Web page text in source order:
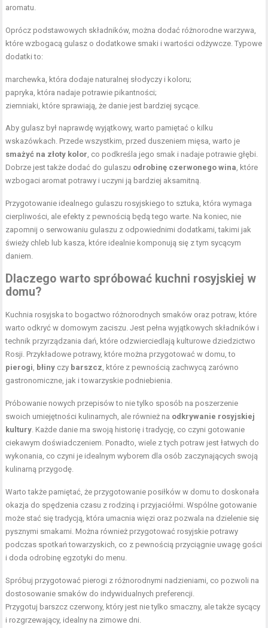
aromatu.
Oprócz podstawowych składników, można dodać różnorodne warzywa,
które wzbogacą gulasz o dodatkowe smaki i wartości odżywcze. Typowe
dodatki to:
marchewka, która dodaje naturalnej słodyczy i koloru;
papryka, która nadaje potrawie pikantności;
ziemniaki, które sprawiają, że danie jest bardziej sycące.
Aby gulasz był naprawdę wyjątkowy, warto pamiętać o kilku
wskazówkach. Przede wszystkim, przed duszeniem mięsa, warto je
smażyć na złoty kolor, co podkreśla jego smak i nadaje potrawie głębi.
Dobrze jest także dodać do gulaszu odrobinę czerwonego wina, które
wzbogaci aromat potrawy i uczyni ją bardziej aksamitną.
Przygotowanie idealnego gulaszu rosyjskiego to sztuka, która wymaga
cierpliwości, ale efekty z pewnością będą tego warte. Na koniec, nie
zapomnij o serwowaniu gulaszu z odpowiednimi dodatkami, takimi jak
świeży chleb lub kasza, które idealnie komponują się z tym sycącym
daniem.
Dlaczego warto spróbować kuchni rosyjskiej w
domu?
Kuchnia rosyjska to bogactwo różnorodnych smaków oraz potraw, które
warto odkryć w domowym zaciszu. Jest pełna wyjątkowych składników i
technik przyrządzania dań, które odzwierciedlają kulturowe dziedzictwo
Rosji. Przykładowe potrawy, które można przygotować w domu, to
pierogi, błiny czy barszcz, które z pewnością zachwycą zarówno
gastronomiczne, jak i towarzyskie podniebienia.
Próbowanie nowych przepisów to nie tylko sposób na poszerzenie
swoich umiejętności kulinarnych, ale również na odkrywanie rosyjskiej
kultury. Każde danie ma swoją historię i tradycję, co czyni gotowanie
ciekawym doświadczeniem. Ponadto, wiele z tych potraw jest łatwych do
wykonania, co czyni je idealnym wyborem dla osób zaczynających swoją
kulinarną przygodę.
Warto także pamiętać, że przygotowanie posiłków w domu to doskonała
okazja do spędzenia czasu z rodziną i przyjaciółmi. Wspólne gotowanie
może stać się tradycją, która umacnia więzi oraz pozwala na dzielenie się
pysznymi smakami. Można również przygotować rosyjskie potrawy
podczas spotkań towarzyskich, co z pewnością przyciągnie uwagę gości
i doda odrobinę egzotyki do menu.
Spróbuj przygotować pierogi z różnorodnymi nadzieniami, co pozwoli na
dostosowanie smaków do indywidualnych preferencji.
Przygotuj barszcz czerwony, który jest nie tylko smaczny, ale także sycący
i rozgrzewający, idealny na zimowe dni.